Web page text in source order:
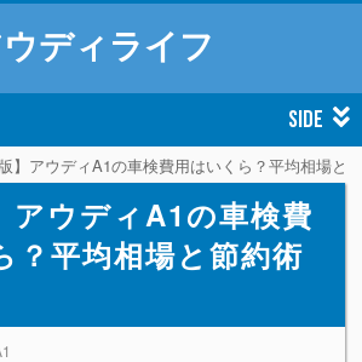
ディライフ
SIDE
版】アウディA1の車検費用はいくら？平均相場と
アウディA1の車検費
？平均相場と節約術